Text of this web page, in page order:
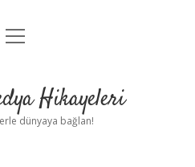
Uyarı
menüyü
Hikayeleri
dünyaya bağlan!